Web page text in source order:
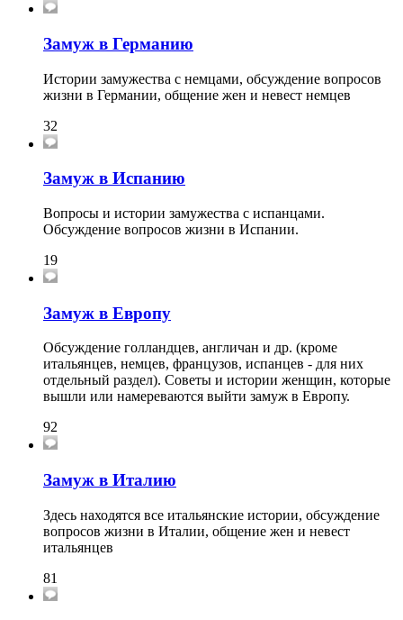
Замуж в Германию
Истории замужества с немцами, обсуждение вопросов
жизни в Германии, общение жен и невест немцев
32
Замуж в Испанию
Вопросы и истории замужества с испанцами.
Обсуждение вопросов жизни в Испании.
19
Замуж в Европу
Обсуждение голландцев, англичан и др. (кроме
итальянцев, немцев, французов, испанцев - для них
отдельный раздел). Советы и истории женщин, которые
вышли или намереваются выйти замуж в Европу.
92
Замуж в Италию
Здесь находятся все итальянские истории, обсуждение
вопросов жизни в Италии, общение жен и невест
итальянцев
81